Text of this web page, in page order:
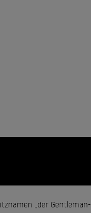
„der Gentleman-